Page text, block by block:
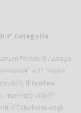
3a Categoria
Forum di Assago
tornei: la 1a Tappa
2020, il trofeo
riservato alla 3a
Il Tabellone degli